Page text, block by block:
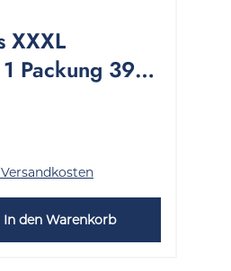
XXXL
Packung 39
In den Warenkorb